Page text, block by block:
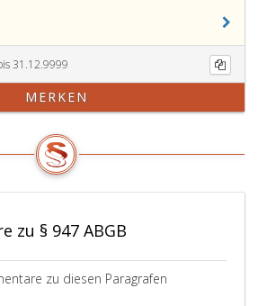
31.12.9999
MERKEN
zu § 947 ABGB
zu diesen Paragrafen